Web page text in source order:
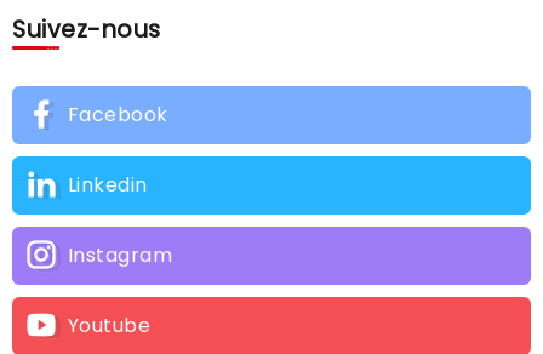
Suivez-nous
Facebook
Linkedin
Instagram
Youtube